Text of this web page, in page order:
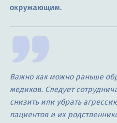
окружающим.
Важно как можно раньше
медиков. Следует
снизить или убрать
пациентов и их